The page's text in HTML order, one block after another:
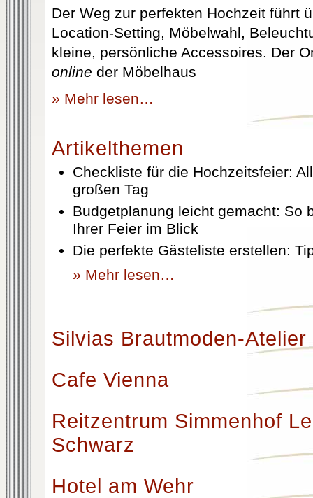
Der Weg zur perfekten Hochzeit führt
Location-Setting, Möbelwahl,
kleine, persönliche Accessoires. Der
online der Möbelhaus
» Mehr lesen…
Artikelthemen
Checkliste für die Hochzeitsfeier:
großen Tag
Budgetplanung leicht gemacht: So
Ihrer Feier im Blick
Die perfekte Gästeliste erstellen:
» Mehr lesen…
Silvias Brautmoden-Atelier
Cafe Vienna
Reitzentrum Simmenhof
Schwarz
Hotel am Wehr